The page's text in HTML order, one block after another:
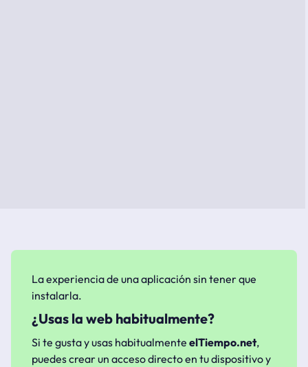
La experiencia de una aplicación sin tener que
instalarla.
¿Usas la web habitualmente?
Si te gusta y usas habitualmente elTiempo.net,
puedes crear un acceso directo en tu dispositivo y